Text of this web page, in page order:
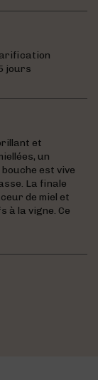
jours
et
un
est vive
La finale
de miel et
à la vigne. Ce